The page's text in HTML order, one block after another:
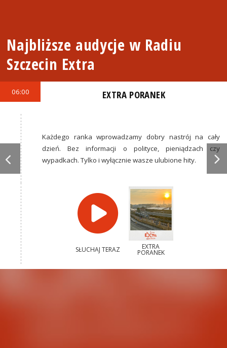
Najbliższe audycje w Radiu
Szczecin Extra
06:00 EXTRA PORANEK
Każdego ranka wprowadzamy dobry nastrój na cały
dzień. Bez informacji o polityce, pieniądzach czy
wypadkach. Tylko i wyłącznie wasze ulubione hity.
SŁUCHAJ TERAZ EXTRA
PORANEK